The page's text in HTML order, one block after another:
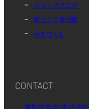
スタッフブログ
家づくり便利帳
みをつくし
CONTACT